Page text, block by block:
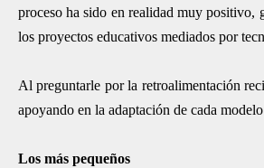
proceso ha sido en realidad muy positivo,
los proyectos educativos mediados por
Al preguntarle por la retroalimentación
apoyando en la adaptación de cada
Los más pequeños